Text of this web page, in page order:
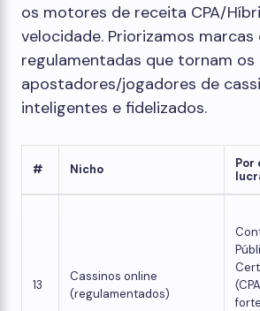
os motores de receita CPA/
velocidade. Priorizamos
regulamentadas que tornam os
apostadores/jogadores de
inteligentes e fidelizados.
# Nicho
Por
13
Cassinos online
(regulamentados)